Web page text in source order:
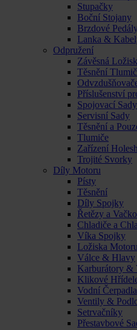
Stupačky
Boční Stojany
Brzdové
Lanka &
Odpružení
Závěsná
Těsnění
Příslušenství
Spojovací Sady
Servisní Sady
Těsnění a
Tlumiče
Zařízení
Trojité Svorky
Díly Motoru
Písty
Těsnění
Díly Spojky
Řetězy a
Chladiče a
Víka Spojky
Ložiska Motoru
Válce & Hlavy
Karburátory &
Klikové
Vodní Čerpadla
Ventily &
Setrvačníky
Přestavbové